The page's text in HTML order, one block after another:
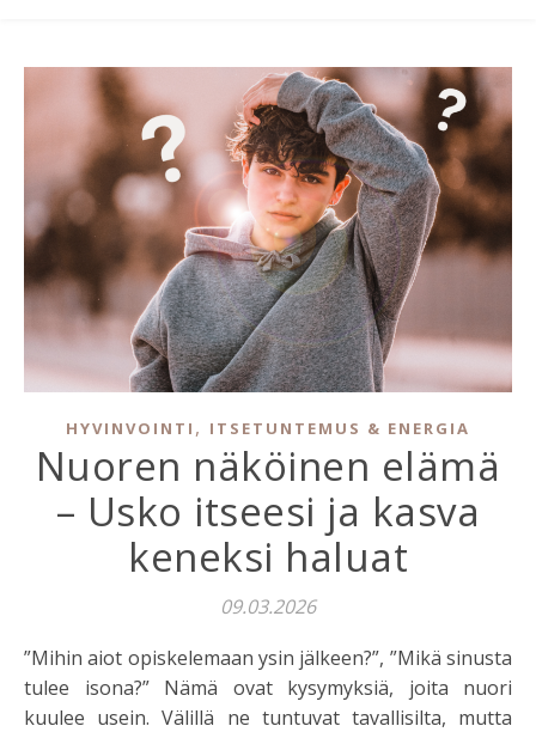
HYVINVOINTI , ITSETUNTEMUS & ENERGIA
Nuoren näköinen elämä
– Usko itseesi ja kasva
keneksi haluat
09.03.2026
”Mihin aiot opiskelemaan ysin jälkeen?”, ”Mikä sinusta
tulee isona?” Nämä ovat kysymyksiä, joita nuori
kuulee usein. Välillä ne tuntuvat tavallisilta, mutta